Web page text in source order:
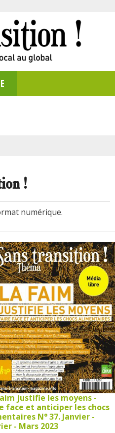
!
numérique.
justifie les moyens -
face et anticiper les chocs
N° 37. Janvier -
- Mars 2023